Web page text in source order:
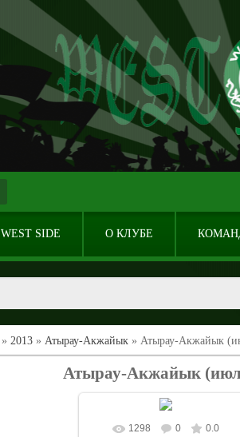
WEST SIDE О КЛУБЕ
» 2013 » Атырау-Акжайык » Атырау-Акжайык
Атырау-Акжайык
В реальном размере
1298 0 0.0